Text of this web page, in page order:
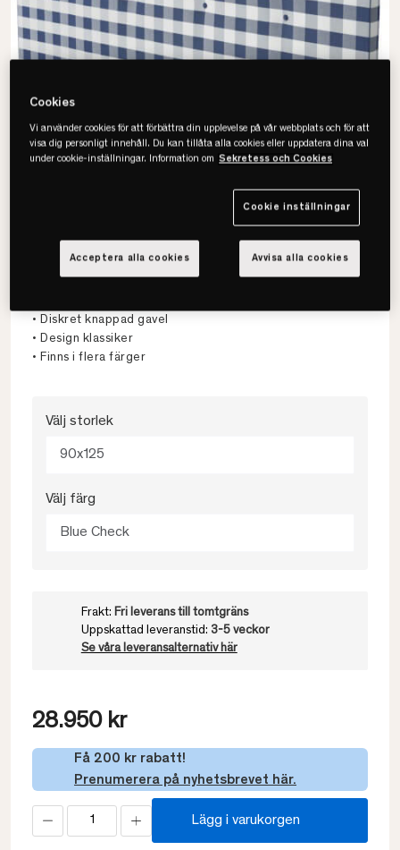
Hästens
• Diskret knappad gavel
• Design klassiker
• Finns i flera färger
Välj storlek
90x125
Välj färg
Blue Check
Frakt: Fri leverans till tomtgräns
Uppskattad leveranstid: 3-5 veckor
Se våra leveransalternativ här
28.950 kr
Få 200 kr rabatt!
Prenumerera på nyhetsbrevet här.
Lägg i varukorgen
Cookies
Vi använder cookies för att förbättra din upplevelse på vår webbplats och för att
visa dig personligt innehåll. Du kan tillåta alla cookies eller uppdatera dina val
under cookie-inställningar. Information om Sekretess och Cookies
Cookie inställningar
Avvisa alla cookies
Acceptera alla cookies